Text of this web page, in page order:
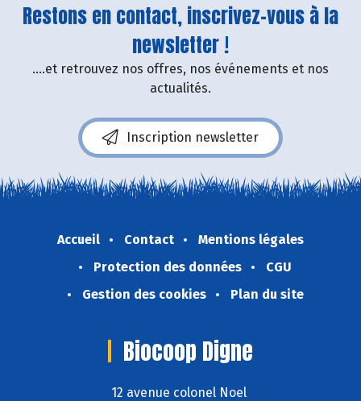
Restons en contact, inscrivez-vous à la
newsletter !
....et retrouvez nos offres, nos événements et nos
actualités.
Inscription newsletter
Accueil Contact
Mentions légales
Protection des données
CGU
Gestion des cookies
Plan du site
Biocoop Digne
12 avenue colonel Noel